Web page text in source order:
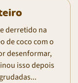
derretido na
de coco com o
desenformar,
isso depois